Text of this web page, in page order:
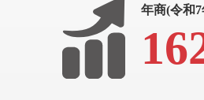
年商(令和